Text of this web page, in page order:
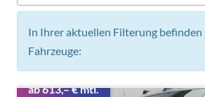
In Ihrer aktuellen Filterung befinden
Fahrzeuge:
ab 613,– € mtl.